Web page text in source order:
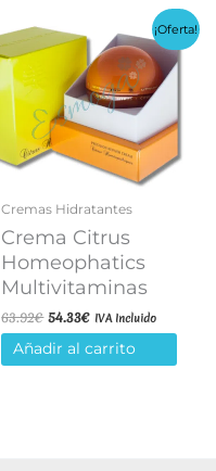
¡Oferta!
Cremas Hidratantes
Crema Citrus
Homeophatics
Multivitaminas
63.92€El
precio
original
era:
54.33€El
precio
actual
es:
IVA Incluido
Añadir al carrito